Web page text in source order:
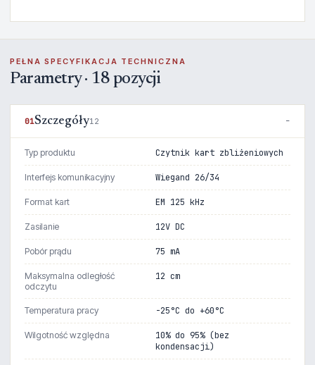
PEŁNA SPECYFIKACJA TECHNICZNA
Parametry · 18 pozycji
01Szczegóły12
Typ produktu Czytnik kart zbliżeniowych
Interfejs komunikacyjny Wiegand 26/34
Format kart EM 125 kHz
Zasilanie 12V DC
Pobór prądu 75 mA
Maksymalna odległość
odczytu
12 cm
Temperatura pracy -25°C do +60°C
Wilgotność względna
10% do 95% (bez
kondensacji)